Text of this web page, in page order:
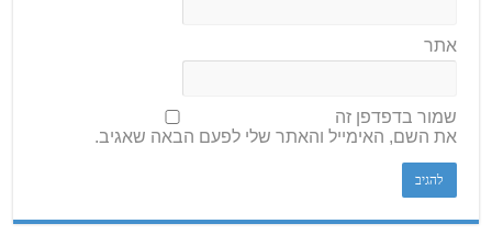
אתר
שמור בדפדפן זה
את השם, האימייל והאתר שלי לפעם הבאה שאגיב.